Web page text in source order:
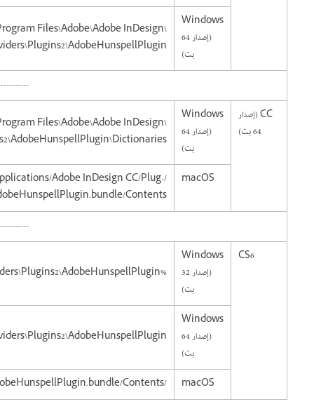
Windows
(إصدار 64
بت)
Files\Adobe\Adobe InDesign
CC (إصدار
64 بت)
Windows
(إصدار 64
بت)
Files\Adobe\Adobe InDesign
macOS
Adobe InDesign CC/Plug-
Contents/
CS6
Windows
(إصدار 32
بت)
%ProgramFiles%\Common Files\Adobe\Linguistics\6.0\Providers\Plugins2\AdobeHunspellPlugin
Windows
(إصدار 64
بت)
macOS
/Library/Application Support/Adobe/Linguistics/6.0/Providers/Plugins2/AdobeHunspellPlugin.bundle/Contents